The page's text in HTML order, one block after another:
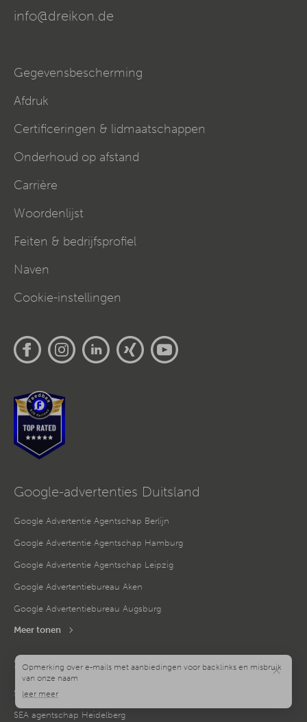
info@dreikon.de
Gegevensbescherming
Afdruk
Certificeringen & lidmaatschappen
Onderhoud op afstand
Carrière
Woordenlijst
Feiten & bedrijfsprofiel
Naven
Cookie-instellingen
Google-advertenties Duitsland
Google Advertentie Agentschap Berlijn
Google Advertentie Agentschap Hamburg
Google Advertentie Agentschap Leipzig
Google Advertentiebureau Aken
Google Advertentiebureau Augsburg
Meer tonen
SEA Duitsland
SEA Agentschap Frankfurt am Main
SEA agentschap Heidelberg
×